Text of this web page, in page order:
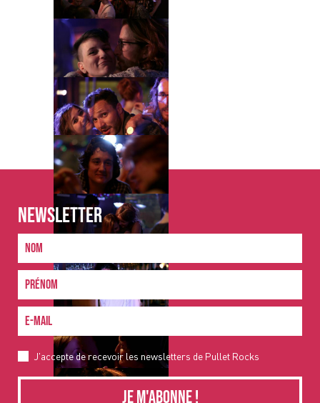
NEWSLETTER
J'accepte de recevoir les newsletters de Pullet Rocks